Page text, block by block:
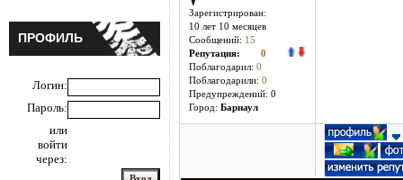
ПРОФИЛЬ
Логин:
Пароль:
или
войти
через:
Зарегистрирован:
10 лет 10 месяцев
Сообщений: 15
Репутация: 0
Поблагодарил: 0
Поблагодарили: 0
Предупреждений: 0
Город: Барнаул